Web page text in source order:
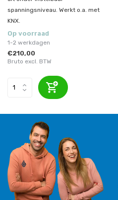
spanningsniveau. Werkt o.a. met
KNX.
Op voorraad
1-2 werkdagen
€210,00
Bruto excl. BTW